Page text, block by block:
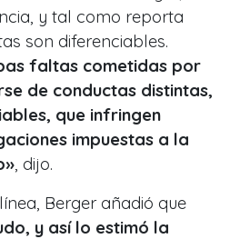
y tal como reporta
son diferenciables.
faltas cometidas por
de conductas distintas,
que infringen
impuestas a la
, dijo.
Berger añadió que
y así lo estimó la